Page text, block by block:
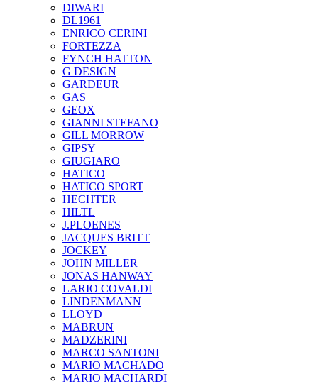
DIWARI
DL1961
ENRICO CERINI
FORTEZZA
FYNCH HATTON
G DESIGN
GARDEUR
GAS
GEOX
GIANNI STEFANO
GILL MORROW
GIPSY
GIUGIARO
HATICO
HATICO SPORT
HECHTER
HILTL
J.PLOENES
JAСQUES BRITT
JOCKEY
JOHN MILLER
JONAS HANWAY
LARIO COVALDI
LINDENMANN
LLOYD
MABRUN
MADZERINI
MARCO SANTONI
MARIO MACHADO
MARIO MACHARDI